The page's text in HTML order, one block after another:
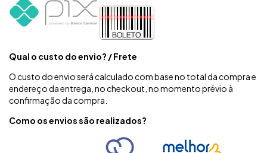
Qual o custo do envio? / Frete
O custo do envio será calculado com base no total da compra e
endereço da entrega, no checkout, no momento prévio à
confirmação da compra.
Como os envios são realizados?